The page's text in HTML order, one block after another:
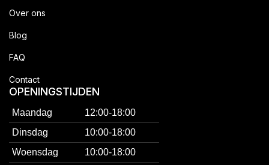
Over ons
Blog
FAQ
Contact
OPENINGSTIJDEN
Maandag
12:00-18:00
Dinsdag
10:00-18:00
Woensdag
10:00-18:00